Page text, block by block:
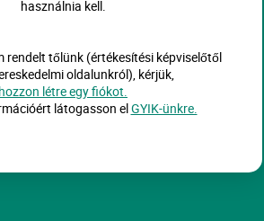
használnia kell.
rendelt tőlünk (értékesítési képviselőtől
oldalunkról), kérjük,
hozzon létre egy fiókot.
látogasson elGYIK-ünkre.